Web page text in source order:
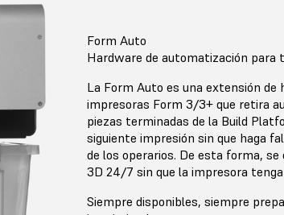
Form Auto
Hardware de automatización para
La Form Auto es una extensión de
impresoras Form 3/3+ que retira
piezas terminadas de la Build
siguiente impresión sin que haga
de los operarios. De esta forma, se
3D 24/7 sin que la impresora
Siempre disponibles, siempre